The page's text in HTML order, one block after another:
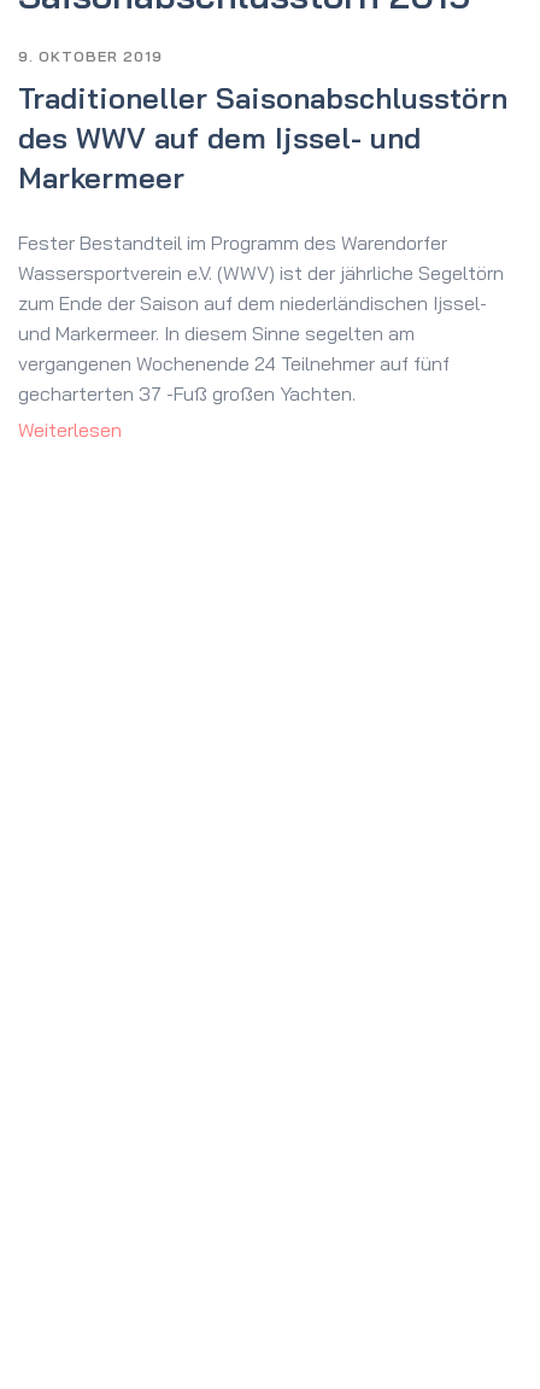
9. OKTOBER 2019
Traditioneller Saisonabschlusstörn
des WWV auf dem Ijssel- und
Markermeer
Fester Bestandteil im Programm des Warendorfer
Wassersportverein e.V. (WWV) ist der jährliche Segeltörn
zum Ende der Saison auf dem niederländischen Ijssel-
und Markermeer. In diesem Sinne segelten am
vergangenen Wochenende 24 Teilnehmer auf fünf
gecharterten 37 -Fuß großen Yachten.
Weiterlesen